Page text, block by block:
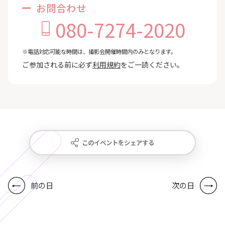
お問合わせ
080-7274-2020
※電話対応可能な時間は、撮影会開催時間内のみとなります。
ご参加される前に必ず利用規約をご一読ください。
このイベントをシェアする
前の日 次の日